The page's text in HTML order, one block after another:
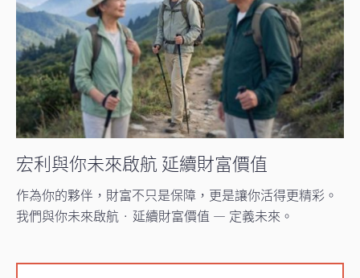
宏利與你未來啟航 延續財富價值
作為你的夥伴，財富不只是保障，更是讓你活得更精彩。
我們與你未來啟航 · 延續財富價值 — 定義未來。